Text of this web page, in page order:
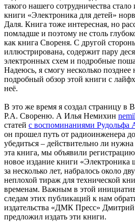
такого нашего сотрудничества
книги «Электроника для детей»
Даля. Книга тоже интересная, но
помладше и поэтому не столь
как книга Свореня. С другой
иллюстрирована, содержит пару
электронных схем и подробные
Надеюсь, я смогу несколько позднее
подробный обзор этой книги с
неё.
В это же время я создал страницу
Р.А. Свореню. А Илья Немихин
статей с воспоминаниями Рудольфа
он прошел путь от радиоинженера
убедиться – действительно ли
эта книга, мы объявили
новое издание книги «Электроника
за несколько лет, набралось около
неплохой тираж для технической
временам. Важным в этой
следам этих публикаций к нам
издательства «ДМК Пресс»
предложил издать эти книги.